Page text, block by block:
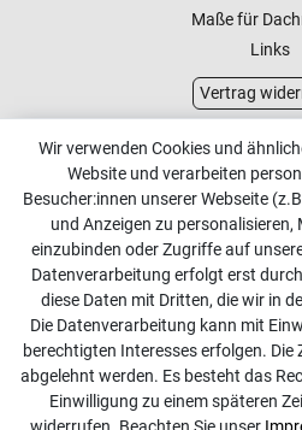
Maße für
Links
Vertrag
Kontakt
Online
+49 3501
Montag - Freitag,
Wir verwenden Cookies und
Website und verarbeiten
Besucher:innen unserer Webseite
und Anzeigen zu
einzubinden oder Zugriffe auf
Datenverarbeitung erfolgt erst
diese Daten mit Dritten, die wir in
Die Datenverarbeitung kann mit
berechtigten Interesses erfolgen.
abgelehnt werden. Es besteht das
Einwilligung zu einem späteren